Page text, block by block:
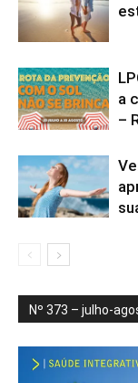
a
–
Nº 373 – julho-